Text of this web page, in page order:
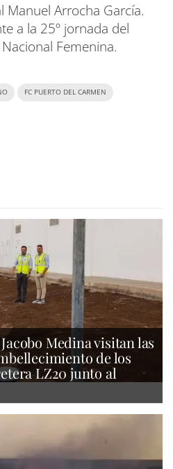
Manuel Arrocha García.
a la 25º jornada del
Femenina.
FC PUERTO DEL CARMEN
Medina visitan las
de los
LZ20 junto al